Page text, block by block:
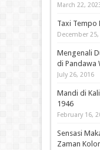
March 22,
Taxi Tempo
December 25,
Mengenali
di Pandawa
July 26, 2016
Mandi di
1946
February 16,
Sensasi
Zaman